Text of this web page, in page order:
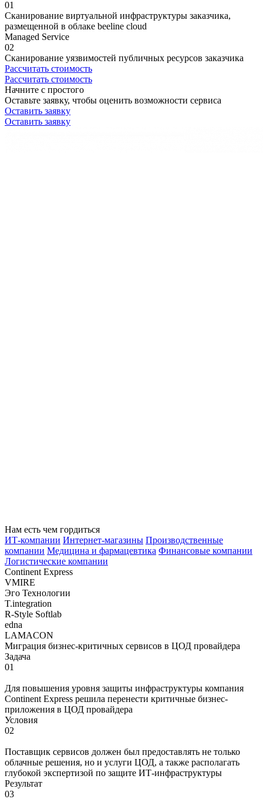
01
Сканирование виртуальной инфраструктуры заказчика,
размещенной в облаке beeline cloud
Managed Service
02
Сканирование уязвимостей публичных ресурсов заказчика
Рассчитать стоимость
Рассчитать стоимость
Начните с простого
Оставьте заявку, чтобы оценить возможности сервиса
Оставить заявку
Оставить заявку
Нам есть чем гордиться
ИТ-компании Интернет-магазины Производственные
компании Медицина и фармацевтика Финансовые компании
Логистические компании
Continent Express
VMIRE
Эго Технологии
T.integration
R-Style Softlab
edna
LAMACON
Миграция бизнес-критичных сервисов в ЦОД провайдера
Задача
01
Для повышения уровня защиты инфраструктуры компания
Continent Express решила перенести критичные бизнес-
приложения в ЦОД провайдера
Условия
02
Поставщик сервисов должен был предоставлять не только
облачные решения, но и услуги ЦОД, а также располагать
глубокой экспертизой по защите ИТ-инфраструктуры
Результат
03